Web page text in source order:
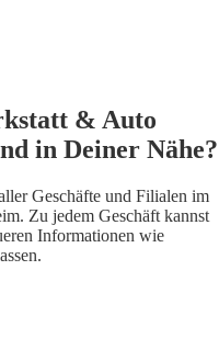
& Auto
in Deiner Nähe?
Geschäfte und Filialen im
Zu jedem Geschäft kannst
Informationen wie